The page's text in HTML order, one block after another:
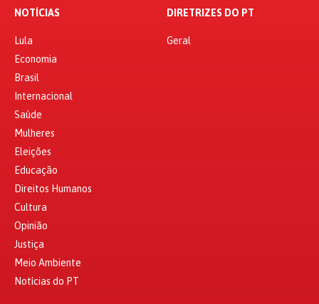
NOTÍCIAS
Lula
Economia
Brasil
Internacional
Saúde
Mulheres
Eleições
Educação
Direitos Humanos
Cultura
Opinião
Justiça
Meio Ambiente
Notícias do PT
DIRETRIZES DO PT
Geral